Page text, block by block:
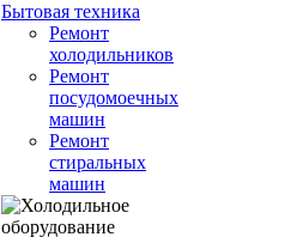
Бытовая техника
Ремонт
холодильников
Ремонт
посудомоечных
машин
Ремонт
стиральных
машин